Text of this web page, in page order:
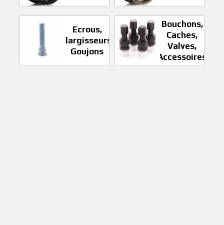
Ecrous,
Elargisseurs,
Goujons
Bouchons,
Caches,
Valves,
Accessoires